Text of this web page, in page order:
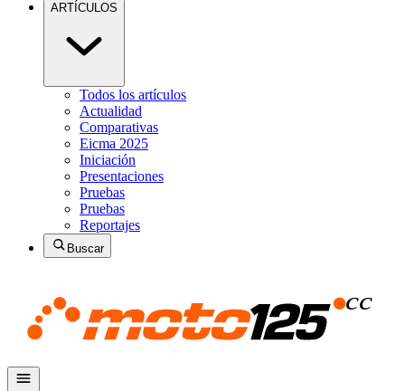
ARTÍCULOS
Todos los artículos
Actualidad
Comparativas
Eicma 2025
Iniciación
Presentaciones
Pruebas
Pruebas
Reportajes
Buscar